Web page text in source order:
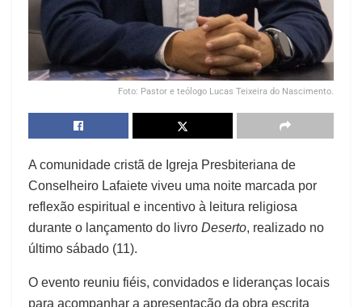
Foto: Pastor e teólogo Lucas Teixeira do Nascimento.
A comunidade cristã de Igreja Presbiteriana de
Conselheiro Lafaiete viveu uma noite marcada por
reflexão espiritual e incentivo à leitura religiosa
durante o lançamento do livro Deserto, realizado no
último sábado (11).
O evento reuniu fiéis, convidados e lideranças locais
para acompanhar a apresentação da obra escrita